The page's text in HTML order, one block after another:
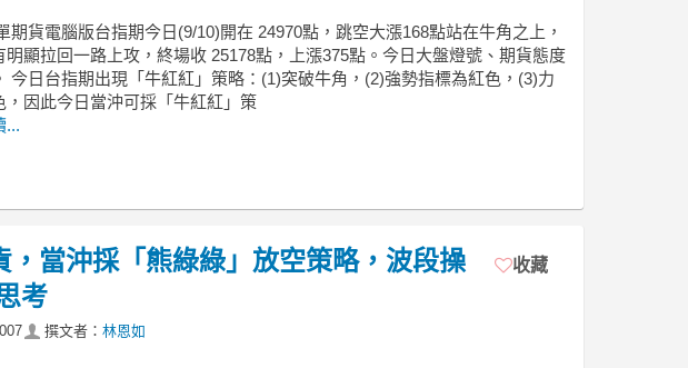
期貨電腦版台指期今日(9/10)開在 24970點，跳空大漲168點站在牛角之上，
明顯拉回一路上攻，終場收 25178點，上漲375點。今日大盤燈號、期貨態度
今日台指期出現「牛紅紅」策略：(1)突破牛角，(2)強勢指標為紅色，(3)力
，因此今日當沖可採「牛紅紅」策
...
當沖採「熊綠綠」放空策略，波段操
考
撰文者： 林恩如
收藏